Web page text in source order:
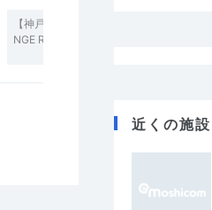
【神戸ナイトラン】THE NIGHT CHALLE
NGE RACE KOBE 3【日本陸連公認】
近くの施設